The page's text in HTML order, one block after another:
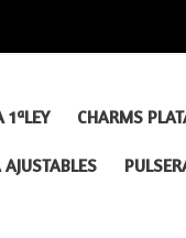
1ªLEY CHARMS